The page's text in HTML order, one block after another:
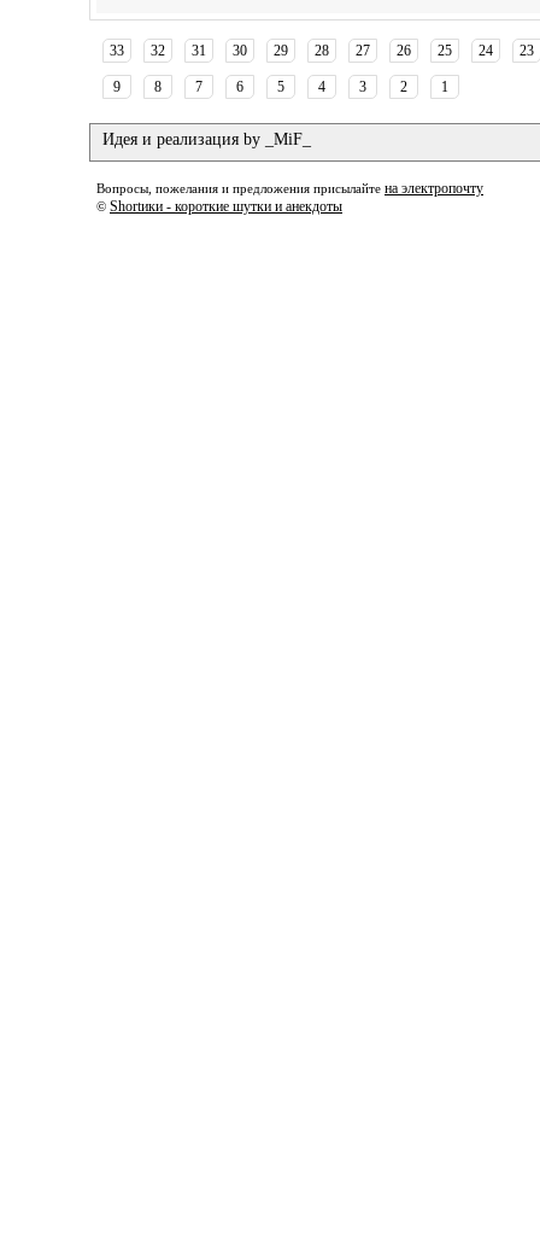
33 32 31 30 29 28 27 26 25 24 23
9 8 7 6 5 4 3 2 1
Идея и реализация by _MiF_
Вопросы, пожелания и предложения присылайте на электропочту
© Shortики - короткие шутки и анекдоты